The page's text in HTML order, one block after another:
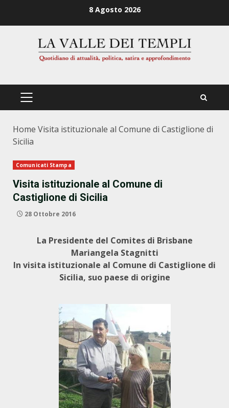
8 Agosto 2026
PRIMÄRES
Home Visita istituzionale al Comune di Castiglione di
Sicilia
Comunicati Stampa
Visita istituzionale al Comune di
Castiglione di Sicilia
28 Ottobre 2016
La Presidente del Comites di Brisbane
Mariangela Stagnitti
In visita istituzionale al Comune di Castiglione di
Sicilia, suo paese di origine